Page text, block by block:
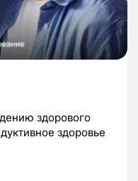
здорового
здоровье